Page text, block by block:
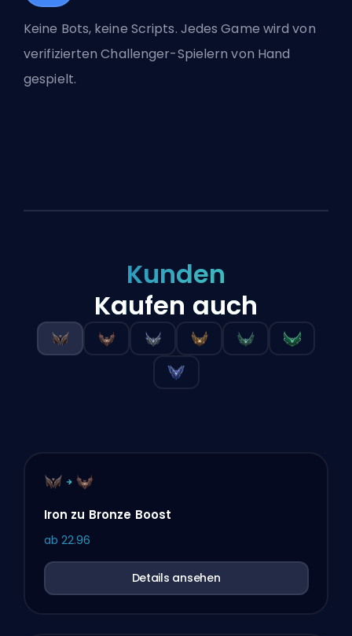
Keine Bots, keine Scripts. Jedes Game wird von
verifizierten Challenger-Spielern von Hand
gespielt.
Kunden
Kaufen auch
Iron zu Bronze Boost
ab 22.96
Details ansehen